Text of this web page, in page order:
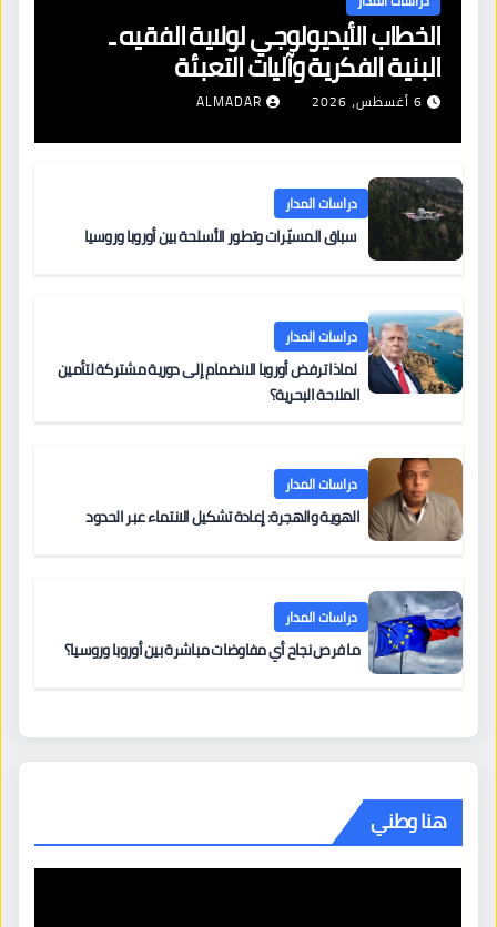
الخطاب الأيديولوجي لولاية الفقيه ـ
البنية الفكرية وآليات التعبئة
6 أغسطس، 2026 ALMADAR
دراسات المدار
سباق المسيّرات وتطور الأسلحة بين أوروبا وروسيا
دراسات المدار
لماذا ترفض أوروبا الانضمام إلى دورية مشتركة لتأمين
الملاحة البحرية؟
دراسات المدار
الهوية والهجرة: إعادة تشكيل الانتماء عبر الحدود
دراسات المدار
ما فرص نجاح أي مفاوضات مباشرة بين أوروبا وروسيا؟
هنا وطني